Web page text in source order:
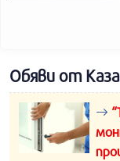
Обяви от